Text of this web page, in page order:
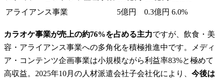
アライアンス事業
5億円 0.3億円 6.0%
カラオケ事業が売上の約76%を占める主力ですが、飲食・美
容・アライアンス事業への多角化を積極推進中です。メディ
ア・コンテンツ企画事業は小規模ながら利益率83%と極めて
高収益。2025年10月の人材派遣会社子会社化により、 今後は